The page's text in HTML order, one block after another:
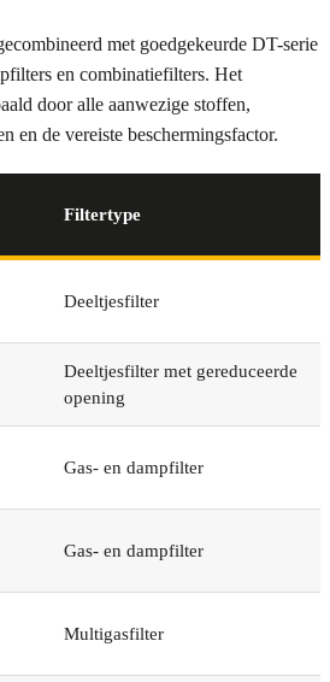
met goedgekeurde DT-serie
en combinatiefilters. Het
door alle aanwezige stoffen,
en de vereiste beschermingsfactor.
Filtertype
Deeltjesfilter
Deeltjesfilter met gereduceerde
opening
Gas- en dampfilter
Gas- en dampfilter
Multigasfilter